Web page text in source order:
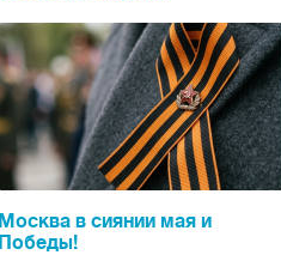
Москва в сиянии мая и
Победы!